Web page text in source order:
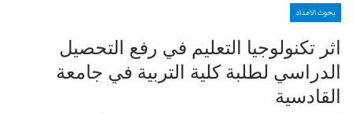
بحوث الاعداد
اثر تكنولوجيا التعليم في رفع التحصيل
الدراسي لطلبة كلية التربية في جامعة
القادسية